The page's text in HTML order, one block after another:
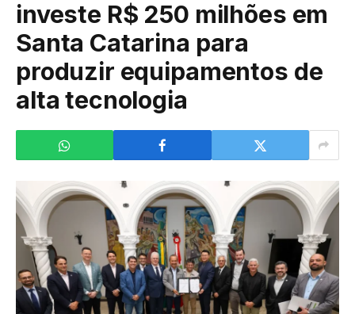
investe R$ 250 milhões em
Santa Catarina para
produzir equipamentos de
alta tecnologia